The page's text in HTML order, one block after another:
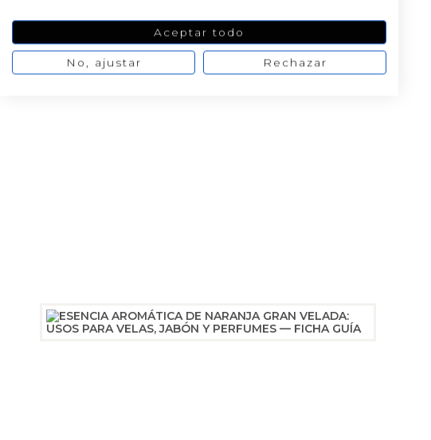
Aceptar todo
No, ajustar Rechazar